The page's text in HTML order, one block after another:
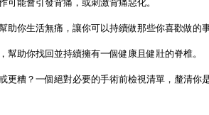
能會引發背痛，或刺激背痛惡化。
你生活無痛，讓你可以持續做那些你喜歡做的事
助你找回並持續擁有一個健康且健壯的脊椎。
更糟？一個絕對必要的手術前檢視清單，釐清你是